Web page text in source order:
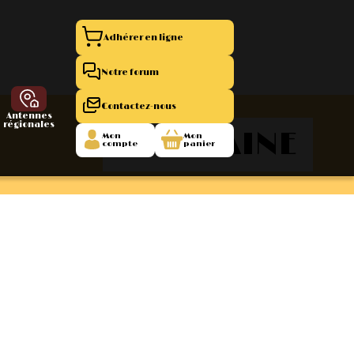
Antennes
régionales
Adhérer en ligne
Notre forum
Contactez-nous
Mon
compte
Mon
panier
AQUITAINE